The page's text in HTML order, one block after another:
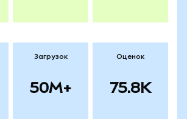
Загрузок
50M+
Оценок
75.8K